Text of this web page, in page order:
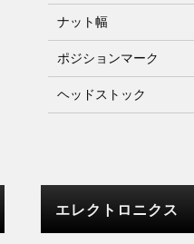
ナット幅
ポジションマーク
ヘッドストック
エレクトロニクス